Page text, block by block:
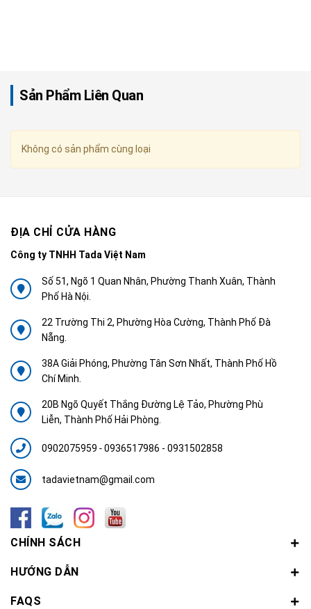
Sản Phẩm Liên Quan
Không có sản phẩm cùng loại
ĐỊA CHỈ CỬA HÀNG
Công ty TNHH Tada Việt Nam
Số 51, Ngõ 1 Quan Nhân, Phường Thanh Xuân, Thành
Phố Hà Nội.
22 Trường Thi 2, Phường Hòa Cường, Thành Phố Đà
Nẵng.
38A Giải Phóng, Phường Tân Sơn Nhất, Thành Phố Hồ
Chí Minh.
20B Ngõ Quyết Thắng Đường Lệ Tảo, Phường Phù
Liễn, Thành Phố Hải Phòng.
0902075959 -0936517986 - 0931502858
tadavietnam@gmail.com
CHÍNH SÁCH
HƯỚNG DẪN
FAQS